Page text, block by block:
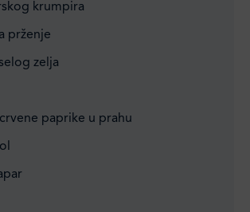
krumpira
prženje
zelja
paprike u prahu